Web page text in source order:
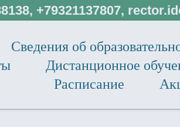
+79321137807,
Сведения об
Дистанционное
Расписание